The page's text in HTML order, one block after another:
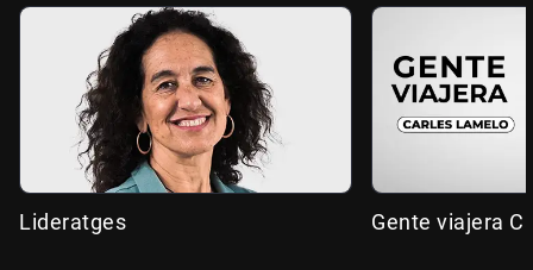
Lideratges Gente viajera